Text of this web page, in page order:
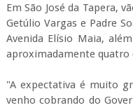
Em São José da Tapera,
Getúlio Vargas e Padre
Avenida Elísio Maia,
aproximadamente quatro
"A expectativa é muito
venho cobrando do